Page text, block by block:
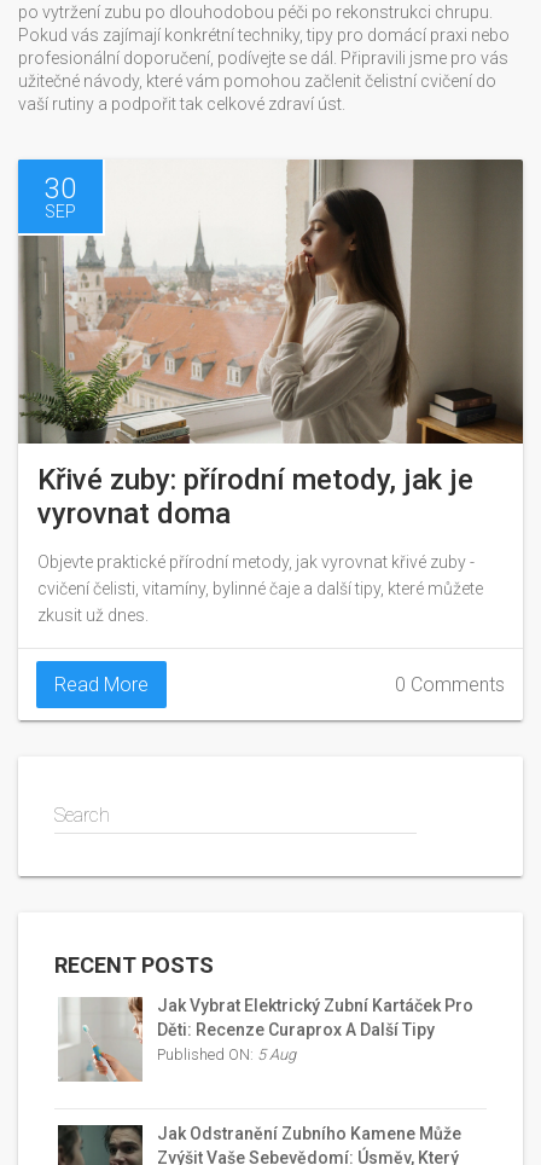
po vytržení zubu po dlouhodobou péči po rekonstrukci chrupu.
Pokud vás zajímají konkrétní techniky, tipy pro domácí praxi nebo
profesionální doporučení, podívejte se dál. Připravili jsme pro vás
užitečné návody, které vám pomohou začlenit čelistní cvičení do
vaší rutiny a podpořit tak celkové zdraví úst.
30
SEP
Křivé zuby: přírodní metody, jak je
vyrovnat doma
Objevte praktické přírodní metody, jak vyrovnat křivé zuby -
cvičení čelisti, vitamíny, bylinné čaje a další tipy, které můžete
zkusit už dnes.
Read More 0 Comments
Search
RECENT POSTS
Jak Vybrat Elektrický Zubní Kartáček Pro
Děti: Recenze Curaprox A Další Tipy
Published ON: 5 Aug
Jak Odstranění Zubního Kamene Může
Zvýšit Vaše Sebevědomí: Úsměv, Který